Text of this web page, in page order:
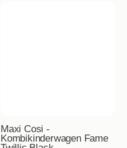
Maxi Cosi -
Kombikinderwagen Fame